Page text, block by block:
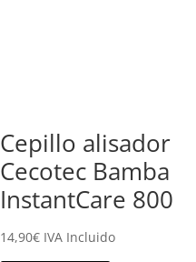
Cepillo alisador
Cecotec Bamba
InstantCare 800
14,90€ IVA Incluido